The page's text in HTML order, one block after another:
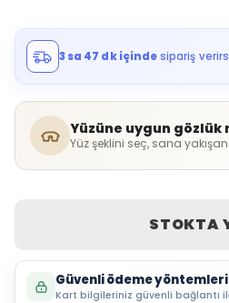
3 sa 47 dk içindesipariş
Yüzüne uygun gözlük
Yüz şeklini seç, sana
STOKTA
Güvenli ödeme yöntemleri
Kart bilgileriniz güvenli bağlantı